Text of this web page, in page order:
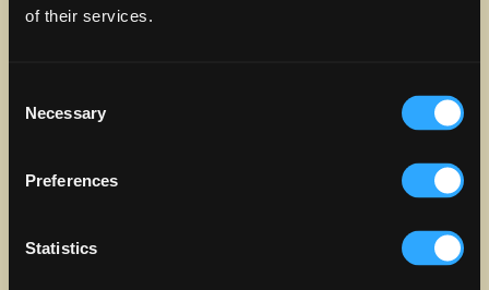
of their services.
Selection
Necessary
Preferences
Statistics
Cenar
Ofertas
Negocios@PLAZA
Más